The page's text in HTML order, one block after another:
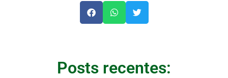
Posts recentes: